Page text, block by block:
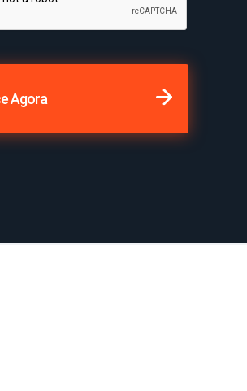
Agora